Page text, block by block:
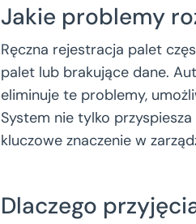
Jakie problemy
Ręczna rejestracja palet
palet lub brakujące dane.
eliminuje te problemy,
System nie tylko
kluczowe znaczenie w
Dlaczego